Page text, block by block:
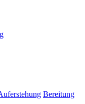
Bereitung